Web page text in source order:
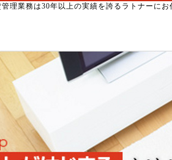
理業務は30年以上の実績を誇るラトナーにお